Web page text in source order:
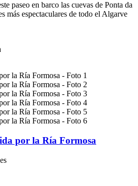
paseo en barco las cuevas de Ponta da
más espectaculares de todo el Algarve
por la Ría Formosa